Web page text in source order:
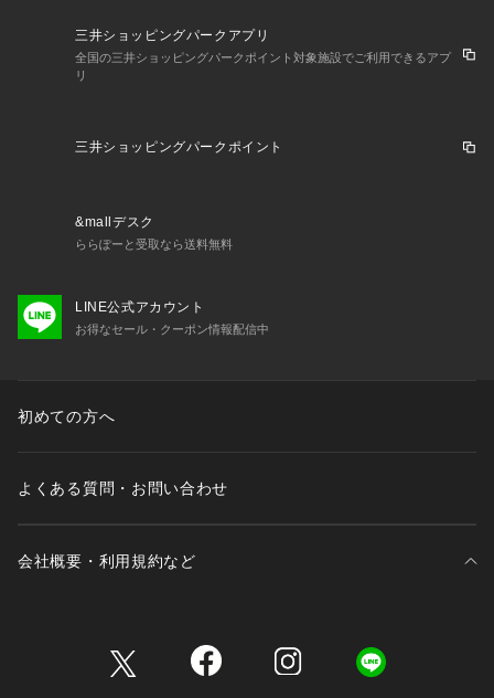
90：27.0cm
95：27.5cm
三井ショッピングパークアプリ
全国の三井ショッピングパークポイント対象施設でご利用できるアプ
リ
三井ショッピングパークポイント
&mallデスク
ららぽーと受取なら送料無料
LINE公式アカウント
お得なセール・クーポン情報配信中
初めての方へ
よくある質問・お問い合わせ
会社概要・利用規約など